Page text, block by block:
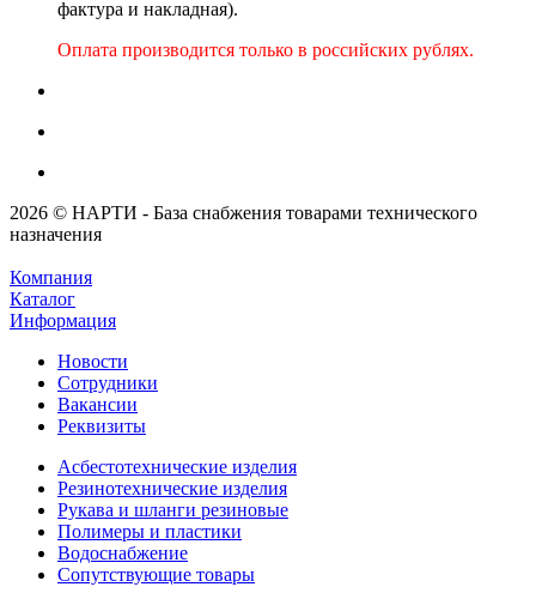
фактура и накладная).
Оплата производится только в российских рублях.
2026 © НАРТИ - База снабжения товарами технического
назначения
Компания
Каталог
Информация
Новости
Сотрудники
Вакансии
Реквизиты
Асбестотехнические изделия
Резинотехнические изделия
Рукава и шланги резиновые
Полимеры и пластики
Водоснабжение
Сопутствующие товары